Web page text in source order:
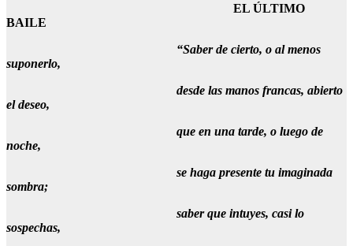
EL ÚLTIMO
BAILE
“Saber de cierto, o al menos
suponerlo,
desde las manos francas, abierto
el deseo,
que en una tarde, o luego de
noche,
se haga presente tu imaginada
sombra;
saber que intuyes, casi lo
sospechas,